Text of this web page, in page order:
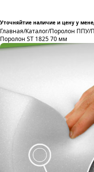
Уточняйтие наличие и цену у
Главная/Каталог/Поролон ППУ/
Поролон ST 1825 70 мм